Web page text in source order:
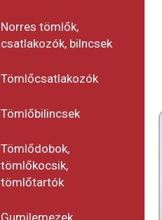
Norres tömlők,
csatlakozók, bilncsek
Tömlőcsatlakozók
Tömlőbilincsek
Tömlődobok,
tömlőkocsik,
tömlőtartók
Gumilemezek